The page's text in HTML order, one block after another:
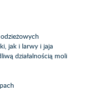
jak i larwy i jaja
działalnością moli